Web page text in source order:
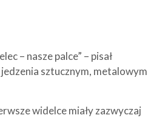
– nasze palce” – pisał
sztucznym, metalowym
widelce miały zazwyczaj